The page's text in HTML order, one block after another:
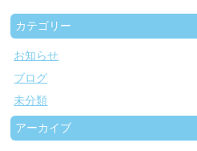
カテゴリー
お知らせ
ブログ
未分類
アーカイブ